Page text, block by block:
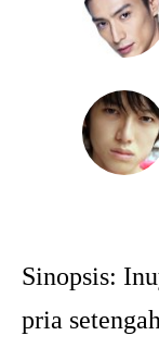
Sinopsis:
pria